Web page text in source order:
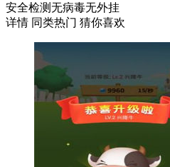
安全检测无病毒无外挂
详情 同类热门 猜你喜欢